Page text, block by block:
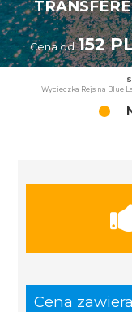
Cena od 152
Wycieczka Rejs na Blue
Cena zawiera